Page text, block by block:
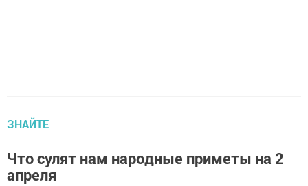
ЗНАЙТЕ
Что сулят нам народные приметы на 2
апреля